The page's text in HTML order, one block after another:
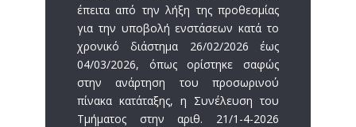
έπειτα από την λήξη της προθεσμίας
για την υποβολή ενστάσεων κατά το
χρονικό διάστημα 26/02/2026 έως
04/03/2026, όπως ορίστηκε σαφώς
στην ανάρτηση του προσωρινού
πίνακα κατάταξης, η Συνέλευση του
Τμήματος στην αριθ. 21/1-4-2026